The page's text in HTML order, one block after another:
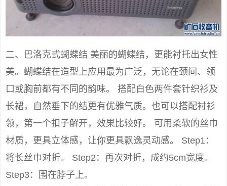
二、巴洛克式蝴蝶结 美丽的蝴蝶结，更能衬托出女性
美。蝴蝶结在造型上应用最为广泛，无论在颈间、领
口或胸前都有不同的韵味。 搭配白色两件套针织衫及
长裙，自然垂下的结更有优雅气质。也可以搭配衬衫
领，第一个扣子解开，效果比较好。 可用柔软的丝巾
材质，更具立体感，让你更具飘逸灵动感。 Step1：
将长丝巾对折。 Step2：再次对折，成约5cm宽度。
Step3：围在脖子上。